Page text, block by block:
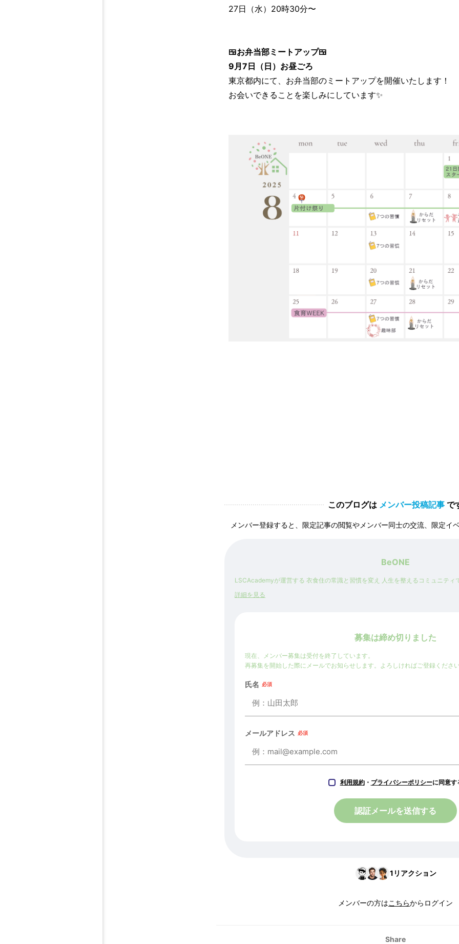
27日（水）20時30分〜
🍱お弁当部ミートアップ🍱
9月7日（日）お昼ごろ
東京都内にて、お弁当部のミートアップを開催いたします！
お会いできることを楽しみにしています✨
このブログは メンバー投稿記事 で
メンバー登録すると、限定記事の閲覧やメンバー同士の交流、限定イ
BeONE
LSCAcademyが運営する 衣食住の常識と習慣を変え 人生を整えるコミュニティ
詳細を見る
募集は締め切りました
現在、メンバー募集は受付を終了しています。
再募集を開始した際にメールでお知らせします。よろしければご登録くださ
氏名 必須
メールアドレス 必須
利用規約・ プライバシーポリシーに同意す
認証メールを送信する
1 リアクション
メンバーの方はこちらからログイン
Share